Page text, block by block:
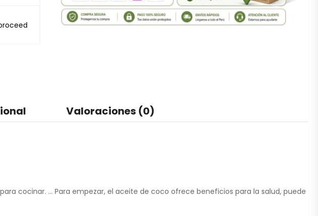
Valoraciones (0)
cocinar. … Para empezar, el aceite de coco ofrece beneficios para la salud, puede